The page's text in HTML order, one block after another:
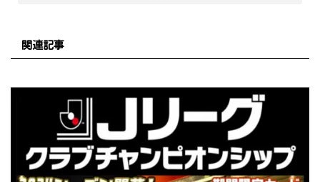
関連記事